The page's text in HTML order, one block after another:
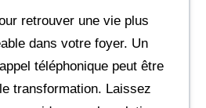
retrouver une vie plus
dans votre foyer. Un
téléphonique peut être
transformation. Laissez